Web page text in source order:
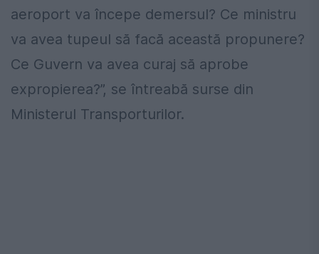
aeroport va începe demersul? Ce ministru
va avea tupeul să facă această propunere?
Ce Guvern va avea curaj să aprobe
expropierea?”, se întreabă surse din
Ministerul Transporturilor.